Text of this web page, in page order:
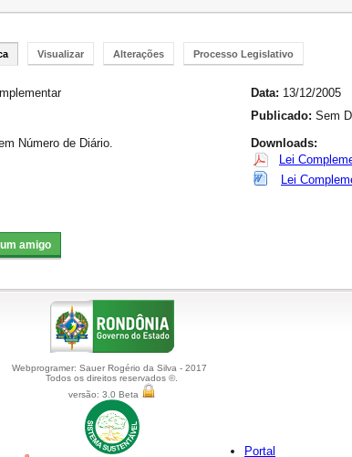
Visualizar Alterações Processo Legislativo
Data: 13/12/2005
Publicado: Sem
Número de Diário.
Downloads:
Lei
Lei
Webprogramer: Sauer Rogério da Silva - 2017
Todos os direitos reservados ©.
versão: 3.0 Beta
Portal